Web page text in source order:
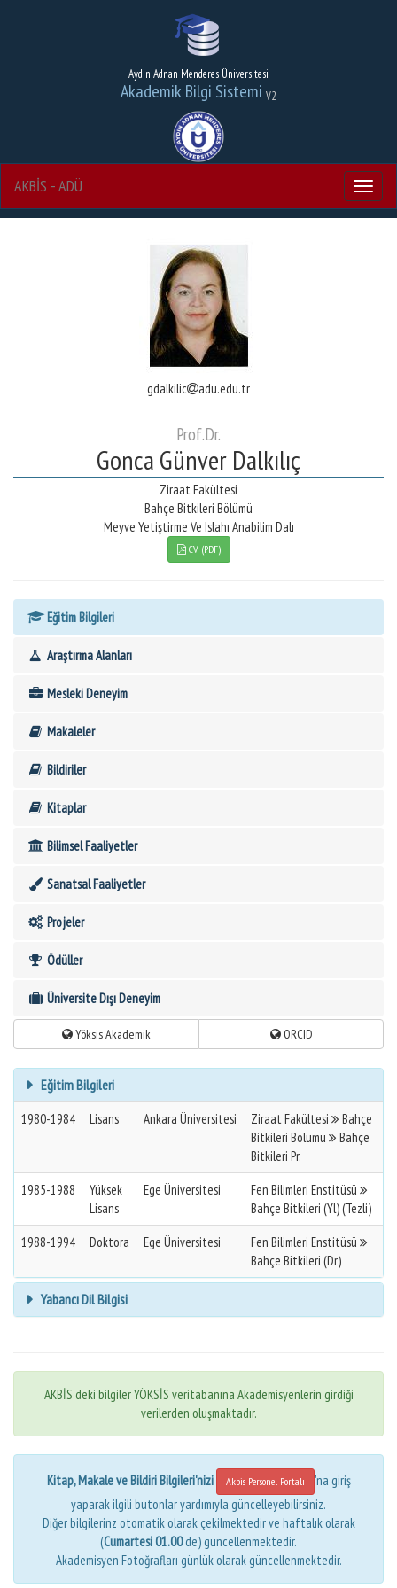
Aydın Adnan Menderes Üniversitesi
Akademik Bilgi Sistemi V2
Menu
AKBİS - ADÜ
gdalkilic adu.edu.tr
Prof.Dr.
Gonca Günver Dalkılıç
Ziraat Fakültesi
Bahçe Bitkileri Bölümü
Meyve Yetiştirme Ve Islahı Anabilim Dalı
CV (PDF)
Eğitim Bilgileri
Araştırma Alanları
Mesleki Deneyim
Makaleler
Bildiriler
Kitaplar
Bilimsel Faaliyetler
Sanatsal Faaliyetler
Projeler
Ödüller
Üniversite Dışı Deneyim
Yöksis Akademik ORCID
Eğitim Bilgileri
1980-1984 Lisans Ankara Üniversitesi Ziraat Fakültesi
Bahçe
Bitkileri Bölümü
Bahçe
Bitkileri Pr.
1985-1988
Yüksek
Lisans
Ege Üniversitesi
Fen Bilimleri Enstitüsü
Bahçe Bitkileri (Yl) (Tezli)
1988-1994
Doktora Ege Üniversitesi
Fen Bilimleri Enstitüsü
Bahçe Bitkileri (Dr)
Yabancı Dil Bilgisi
AKBİS'deki bilgiler YÖKSİS veritabanına Akademisyenlerin girdiği
verilerden oluşmaktadır.
Kitap, Makale ve Bildiri Bilgileri'nizi Akbis Personel Portalı
'na giriş
yaparak ilgili butonlar yardımıyla güncelleyebilirsiniz.
Diğer bilgilerinz otomatik olarak çekilmektedir ve haftalık olarak
(Cumartesi 01.00de) güncellenmektedir.
Akademisyen Fotoğrafları günlük olarak güncellenmektedir.